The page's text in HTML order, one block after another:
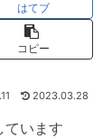
はてブ
コピー
2023.03.28
ています